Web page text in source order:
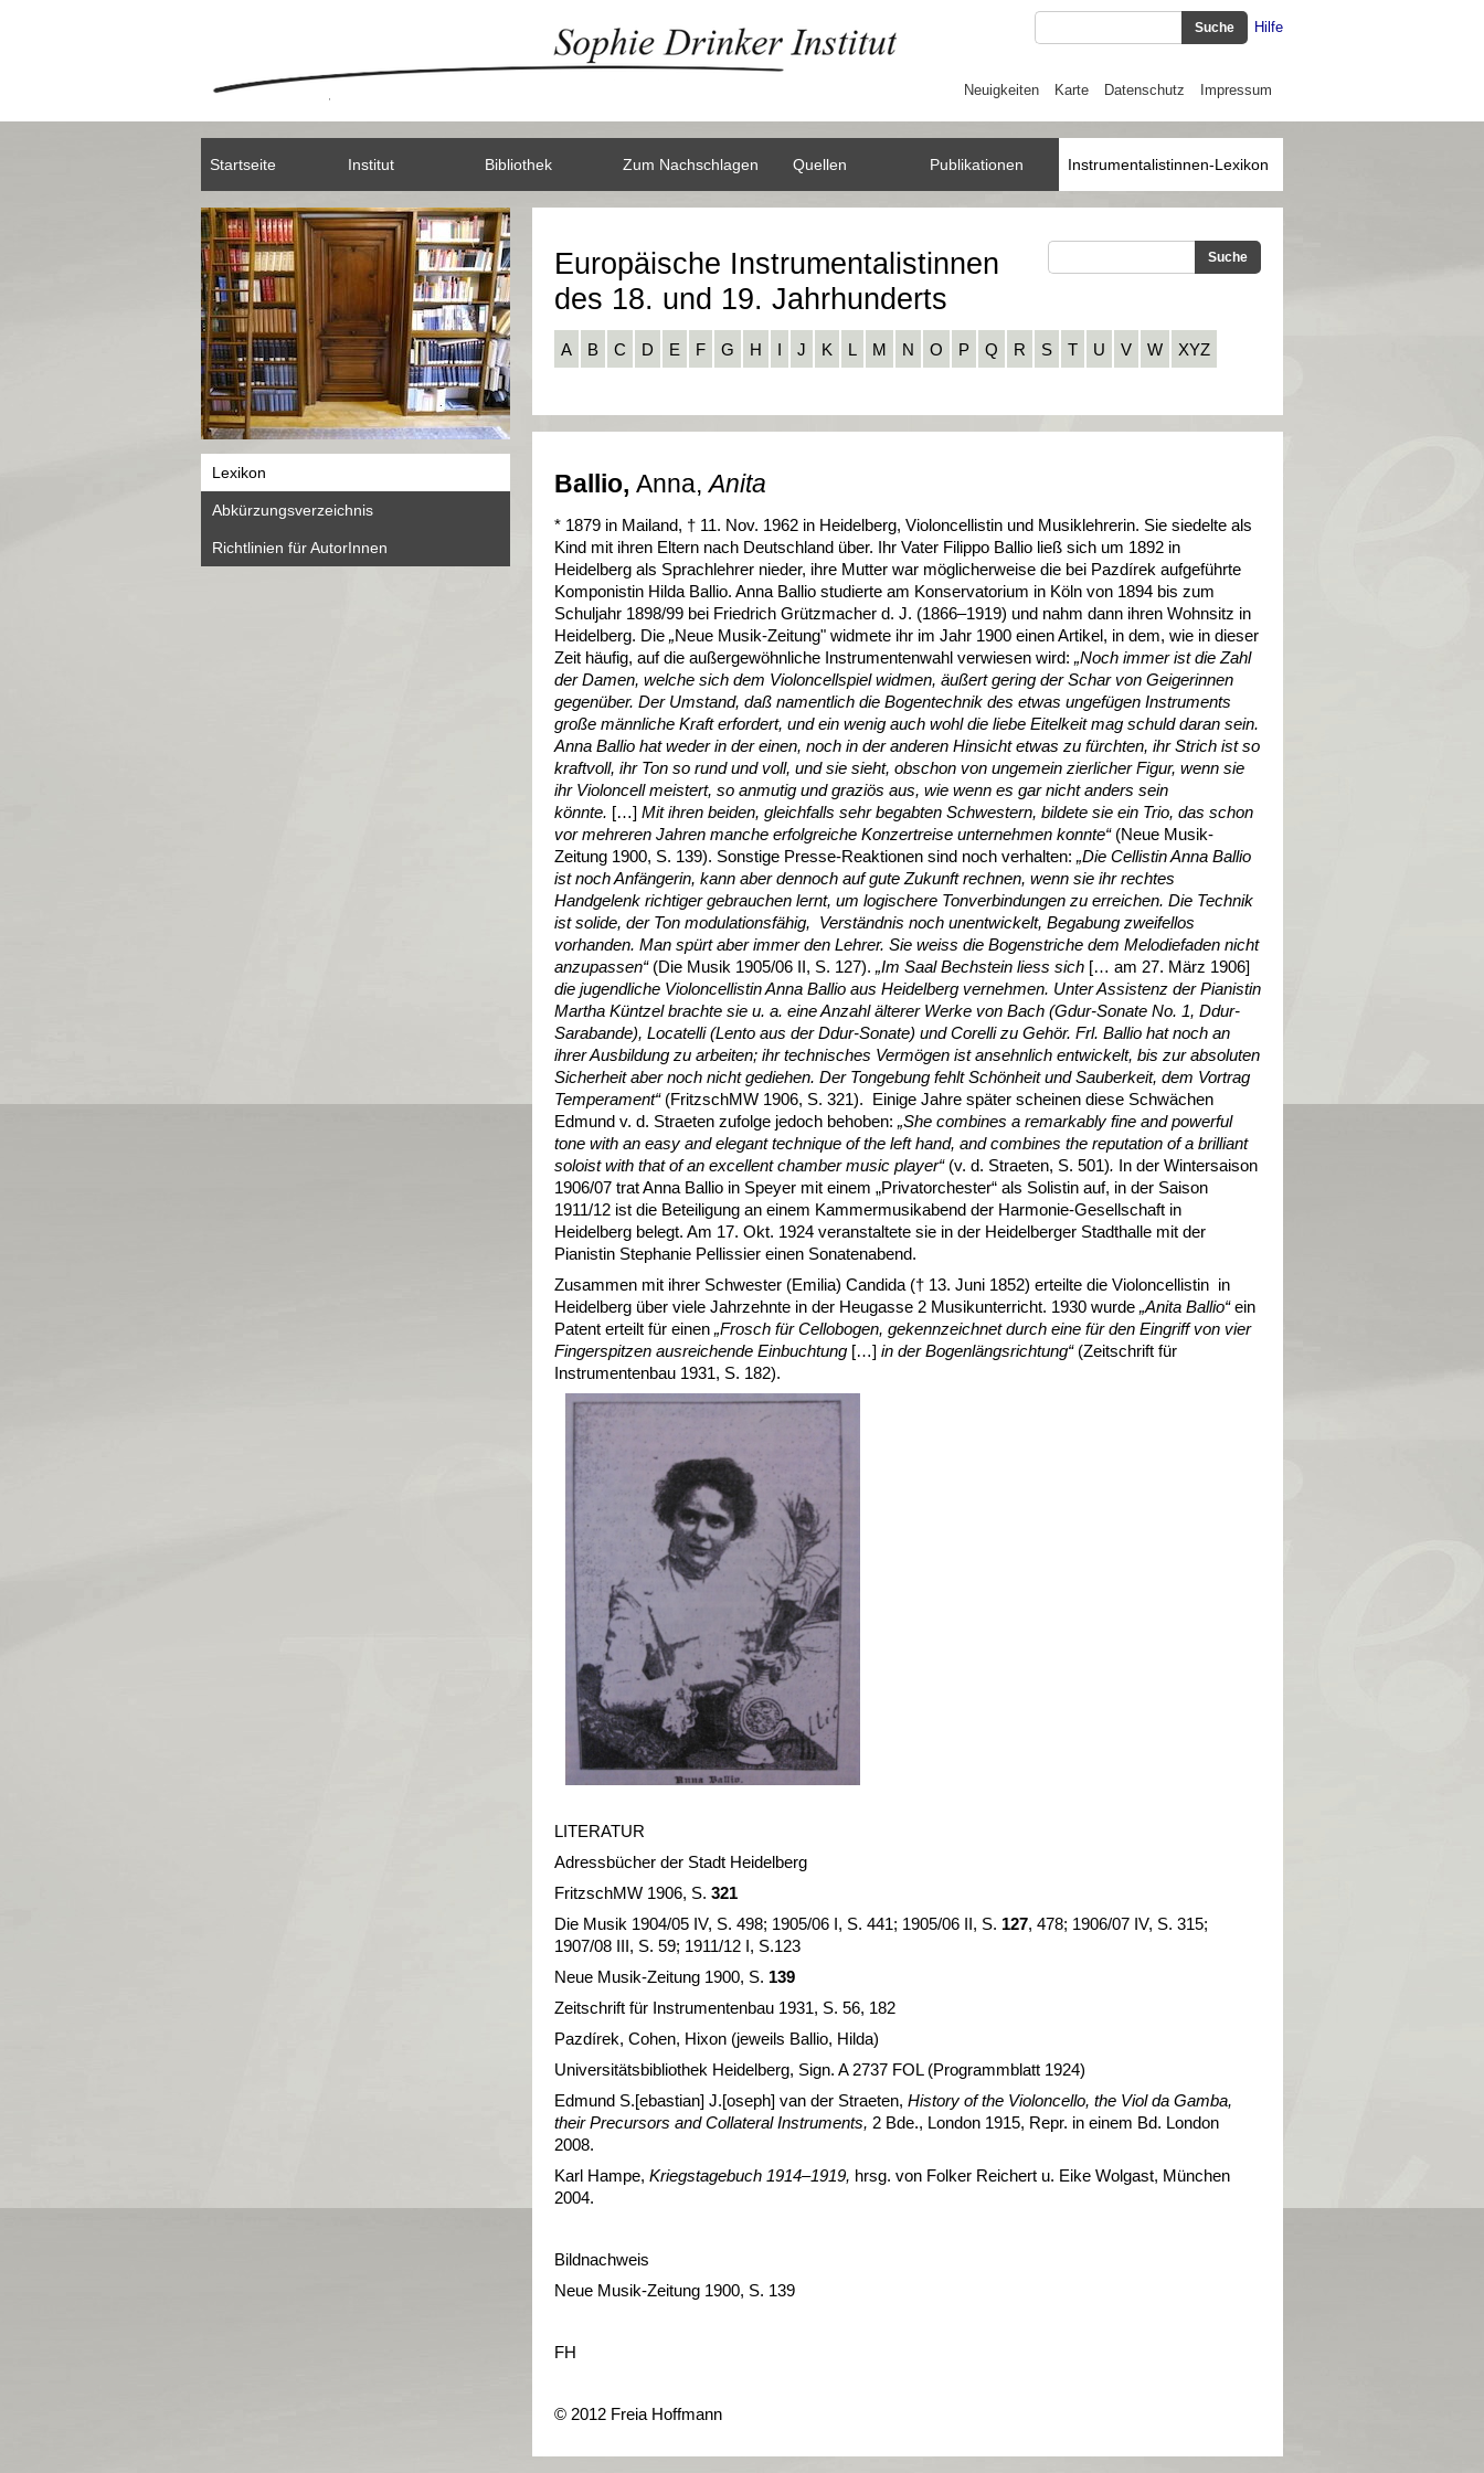
Hilfe
Neuigkeiten Karte Datenschutz Impressum
Startseite Institut Bibliothek Zum Nachschlagen Quellen Publikationen Instrumentalistinnen-Lexikon
Europäische Instrumentalistinnen
des 18. und 19. Jahrhunderts
A B C D E F G H I J K L M N O P Q R S T U V W XYZ
Ballio, Anna,Anita
* 1879 in Mailand, † 11. Nov. 1962 in Heidelberg, Violoncellistin und Musiklehrerin. Sie siedelte als
Kind mit ihren Eltern nach Deutschland über. Ihr Vater Filippo Ballio ließ sich um 1892 in
Heidelberg als Sprachlehrer nieder, ihre Mutter war möglicherweise die bei Pazdírek aufgeführte
Komponistin Hilda Ballio. Anna Ballio studierte am Konservatorium in Köln von 1894 bis zum
Schuljahr 1898/99 bei Friedrich Grützmacher d. J. (1866–1919) und nahm dann ihren Wohnsitz in
Heidelberg. Die „Neue Musik-Zeitung" widmete ihr im Jahr 1900 einen Artikel, in dem, wie in dieser
Zeit häufig, auf die außergewöhnliche Instrumentenwahl verwiesen wird: „Noch immer ist die Zahl
der Damen, welche sich dem Violoncellspiel widmen, äußert gering der Schar von Geigerinnen
gegenüber. Der Umstand, daß namentlich die Bogentechnik des etwas ungefügen Instruments
große männliche Kraft erfordert, und ein wenig auch wohl die liebe Eitelkeit mag schuld daran sein.
Anna Ballio hat weder in der einen, noch in der anderen Hinsicht etwas zu fürchten, ihr Strich ist so
kraftvoll, ihr Ton so rund und voll, und sie sieht, obschon von ungemein zierlicher Figur, wenn sie
ihr Violoncell meistert, so anmutig und graziös aus, wie wenn es gar nicht anders sein
könnte. […] Mit ihren beiden, gleichfalls sehr begabten Schwestern, bildete sie ein Trio, das schon
vor mehreren Jahren manche erfolgreiche Konzertreise unternehmen konnte“ (Neue Musik-
Zeitung 1900, S. 139). Sonstige Presse-Reaktionen sind noch verhalten: „Die Cellistin Anna Ballio
ist noch Anfängerin, kann aber dennoch auf gute Zukunft rechnen, wenn sie ihr rechtes
Handgelenk richtiger gebrauchen lernt, um logischere Tonverbindungen zu erreichen. Die Technik
ist solide, der Ton modulationsfähig, Verständnis noch unentwickelt, Begabung zweifellos
vorhanden. Man spürt aber immer den Lehrer. Sie weiss die Bogenstriche dem Melodiefaden nicht
anzupassen“ (Die Musik 1905/06 II, S. 127). „Im Saal Bechstein liess sich [… am 27. März 1906]
die jugendliche Violoncellistin Anna Ballio aus Heidelberg vernehmen. Unter Assistenz der Pianistin
Martha Küntzel brachte sie u. a. eine Anzahl älterer Werke von Bach (Gdur-Sonate No. 1, Ddur-
Sarabande), Locatelli (Lento aus der Ddur-Sonate) und Corelli zu Gehör. Frl. Ballio hat noch an
ihrer Ausbildung zu arbeiten; ihr technisches Vermögen ist ansehnlich entwickelt, bis zur absoluten
Sicherheit aber noch nicht gediehen. Der Tongebung fehlt Schönheit und Sauberkeit, dem Vortrag
Temperament“ (FritzschMW 1906, S. 321). Einige Jahre später scheinen diese Schwächen
Edmund v. d. Straeten zufolge jedoch behoben: „She combines a remarkably fine and powerful
tone with an easy and elegant technique of the left hand, and combines the reputation of a brilliant
soloist with that of an excellent chamber music player“ (v. d. Straeten, S. 501). In der Wintersaison
1906/07 trat Anna Ballio in Speyer mit einem „Privatorchester“ als Solistin auf, in der Saison
1911/12 ist die Beteiligung an einem Kammermusikabend der Harmonie-Gesellschaft in
Heidelberg belegt. Am 17. Okt. 1924 veranstaltete sie in der Heidelberger Stadthalle mit der
Pianistin Stephanie Pellissier einen Sonatenabend.
Zusammen mit ihrer Schwester (Emilia) Candida († 13. Juni 1852) erteilte die Violoncellistin in
Heidelberg über viele Jahrzehnte in der Heugasse 2 Musikunterricht. 1930 wurde „Anita Ballio“ein
Patent erteilt für einen „Frosch für Cellobogen, gekennzeichnet durch eine für den Eingriff von vier
Fingerspitzen ausreichende Einbuchtung […] in der Bogenlängsrichtung“(Zeitschrift für
Instrumentenbau 1931, S. 182).
LITERATUR
Adressbücher der Stadt Heidelberg
FritzschMW 1906, S. 321
Die Musik 1904/05 IV, S. 498; 1905/06 I, S. 441; 1905/06 II, S. 127, 478; 1906/07 IV, S. 315;
1907/08 III, S. 59; 1911/12 I, S.123
Neue Musik-Zeitung 1900, S. 139
Zeitschrift für Instrumentenbau 1931, S. 56, 182
Pazdírek, Cohen, Hixon (jeweils Ballio, Hilda)
Universitätsbibliothek Heidelberg, Sign. A 2737 FOL (Programmblatt 1924)
Edmund S.[ebastian] J.[oseph] van der Straeten, History of the Violoncello, the Viol da Gamba,
their Precursors and Collateral Instruments, 2 Bde., London 1915, Repr. in einem Bd. London
2008.
Karl Hampe, Kriegstagebuch 1914–1919, hrsg. von Folker Reichert u. Eike Wolgast, München
2004.
Bildnachweis
Neue Musik-Zeitung 1900, S. 139
FH
© 2012 Freia Hoffmann
Lexikon
Abkürzungsverzeichnis
Richtlinien für AutorInnen